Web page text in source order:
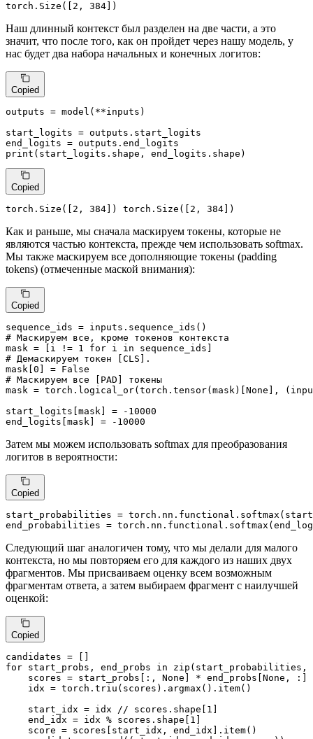
torch.Size([ 2 , 384 ])
Наш длинный контекст был разделен на две части, а это
значит, что после того, как он пройдет через нашу модель, у
нас будет два набора начальных и конечных логитов:
Copied
outputs = model(**inputs)
start_logits = outputs.start_logits
print (start_logits.shape, end_logits.shape)
Copied
torch.Size([ 2 , 384]) torch.Size([ 2 , 384])
Как и раньше, мы сначала маскируем токены, которые не
являются частью контекста, прежде чем использовать softmax.
Мы также маскируем все дополняющие токены (padding
tokens) (отмеченные маской внимания):
Copied
# Маскируем все, кроме токенов контекста
mask = [i != 1 for i in
# Демаскируем токен [CLS].
mask[ 0 ] = False
# Маскируем все [PAD] токены
mask = torch.logical_or(torch.tensor(mask)[ None ],
start_logits[mask] = - 10000
end_logits[mask] = - 10000
Затем мы можем использовать softmax для преобразования
логитов в вероятности:
Copied
start_probabilities =
end_probabilities =
Следующий шаг аналогичен тому, что мы делали для малого
контекста, но мы повторяем его для каждого из наших двух
фрагментов. Мы присваиваем оценку всем возможным
фрагментам ответа, а затем выбираем фрагмент с наилучшей
оценкой:
Copied
for start_probs, end_probs in zip (start_probabilities,
    scores = start_probs[:,
None ] * end_probs[None , :]
    idx = torch.triu(scores).argmax().item()
    start_idx = idx // scores.shape[
1 ]
    end_idx = idx % scores.shape[
1 ]
    score = scores[start_idx, end_idx].item()